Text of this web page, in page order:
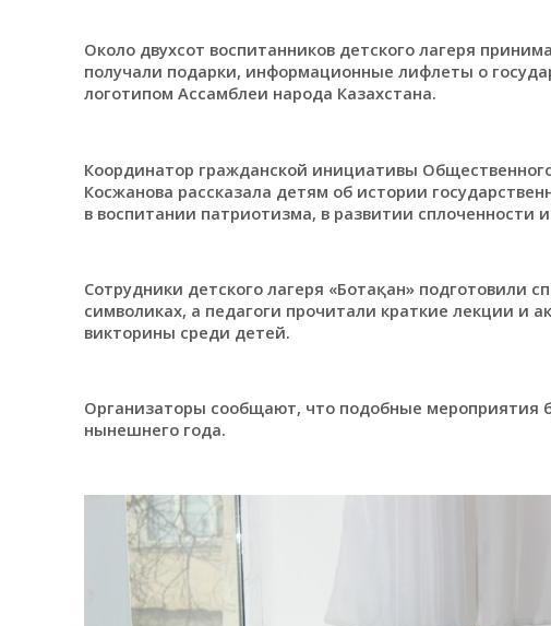
Около двухсот воспитанников детского лагеря
получали подарки, информационные лифлеты о
логотипом Ассамблеи народа Казахстана.
Координатор гражданской инициативы
Косжанова рассказала детям об истории
в воспитании патриотизма, в развитии сплоченности
Сотрудники детского лагеря «Ботақан» подготовили
символиках, а педагоги прочитали краткие лекции и
викторины среди детей.
Организаторы сообщают, что подобные мероприятия
нынешнего года.